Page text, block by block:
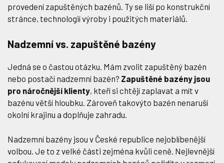
provedení zapuštěných bazénů. Ty se liší po konstrukční
stránce, technologií výroby i použitých materiálů.
Nadzemní vs. zapuštěné bazény
Jedná se o častou otázku. Mám zvolit zapuštěný bazén
nebo postačí nadzemní bazén? Zapuštěné bazény jsou
pro náročnější klienty, kteří si chtějí zaplavat a mít v
bazénu větší hloubku. Zároveň takovýto bazén nenaruší
okolní krajinu a doplňuje zahradu.
Nadzemní bazény jsou v České republice nejoblíbenější
volbou. Je to z velké části zejména kvůli ceně. Nejlevnější